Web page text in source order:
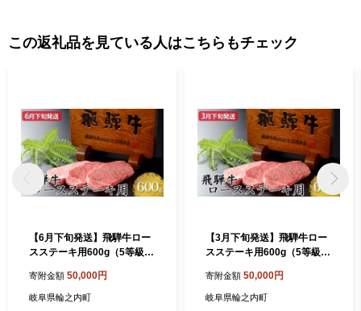
この返礼品を見ている人はこちらもチェック
【6月下旬発送】飛騨牛ロー
スステーキ用600g（5等級・
寄附金額 50,000円
岐阜県輪之内町
【3月下旬発送】飛騨牛ロー
スステーキ用600g（5等級・
寄附金額 50,000円
岐阜県輪之内町